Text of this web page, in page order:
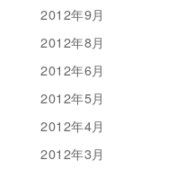
2012年9月
2012年8月
2012年6月
2012年5月
2012年4月
2012年3月